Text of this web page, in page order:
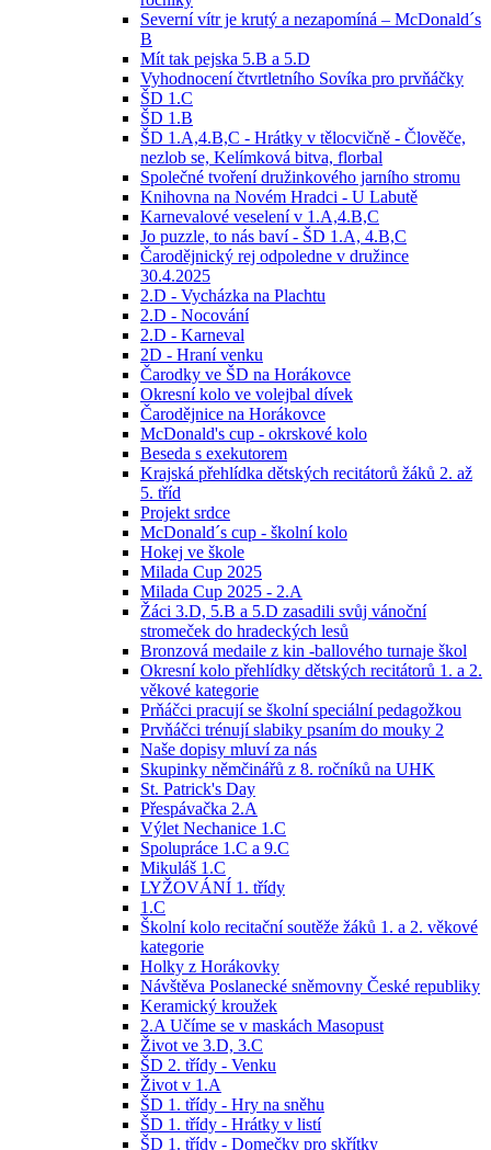
Severní vítr je krutý a nezapomíná – McDonald´s
B
Mít tak pejska 5.B a 5.D
Vyhodnocení čtvrtletního Sovíka pro prvňáčky
ŠD 1.C
ŠD 1.B
ŠD 1.A,4.B,C - Hrátky v tělocvičně - Člověče,
nezlob se, Kelímková bitva, florbal
Společné tvoření družinkového jarního stromu
Knihovna na Novém Hradci - U Labutě
Karnevalové veselení v 1.A,4.B,C
Jo puzzle, to nás baví - ŠD 1.A, 4.B,C
Čarodějnický rej odpoledne v družince
30.4.2025
2.D - Vycházka na Plachtu
2.D - Nocování
2.D - Karneval
2D - Hraní venku
Čarodky ve ŠD na Horákovce
Okresní kolo ve volejbal dívek
Čarodějnice na Horákovce
McDonald's cup - okrskové kolo
Beseda s exekutorem
Krajská přehlídka dětských recitátorů žáků 2. až
5. tříd
Projekt srdce
McDonald´s cup - školní kolo
Hokej ve škole
Milada Cup 2025
Milada Cup 2025 - 2.A
Žáci 3.D, 5.B a 5.D zasadili svůj vánoční
stromeček do hradeckých lesů
Bronzová medaile z kin -ballového turnaje škol
Okresní kolo přehlídky dětských recitátorů 1. a 2.
věkové kategorie
Prňáčci pracují se školní speciální pedagožkou
Prvňáčci trénují slabiky psaním do mouky 2
Naše dopisy mluví za nás
Skupinky němčinářů z 8. ročníků na UHK
St. Patrick's Day
Přespávačka 2.A
Výlet Nechanice 1.C
Spolupráce 1.C a 9.C
Mikuláš 1.C
LYŽOVÁNÍ 1. třídy
1.C
Školní kolo recitační soutěže žáků 1. a 2. věkové
kategorie
Holky z Horákovky
Návštěva Poslanecké sněmovny České republiky
Keramický kroužek
2.A Učíme se v maskách Masopust
Život ve 3.D, 3.C
ŠD 2. třídy - Venku
Život v 1.A
ŠD 1. třídy - Hry na sněhu
ŠD 1. třídy - Hrátky v listí
ŠD 1. třídy - Domečky pro skřítky